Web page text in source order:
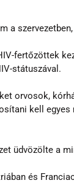
a
fertőzöttek
státuszával.
orvosok,
kell
üdvözölte a
és